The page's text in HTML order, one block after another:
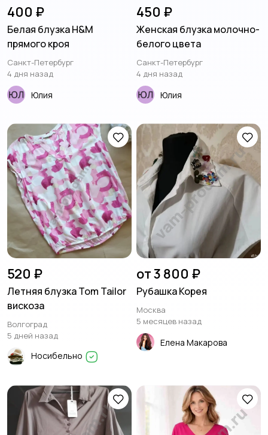
400 ₽
Белая блузка H&M
прямого кроя
Санкт-Петербург
4 дня назад
Юлия
450 ₽
Женская блузка молочно-
белого цвета
Санкт-Петербург
4 дня назад
Юлия
520 ₽
Летняя блузка Tom Tailor
вискоза
Волгоград
5 дней назад
Носибельно
от 3 800 ₽
Рубашка Корея
Москва
5 месяцев назад
Елена Макарова